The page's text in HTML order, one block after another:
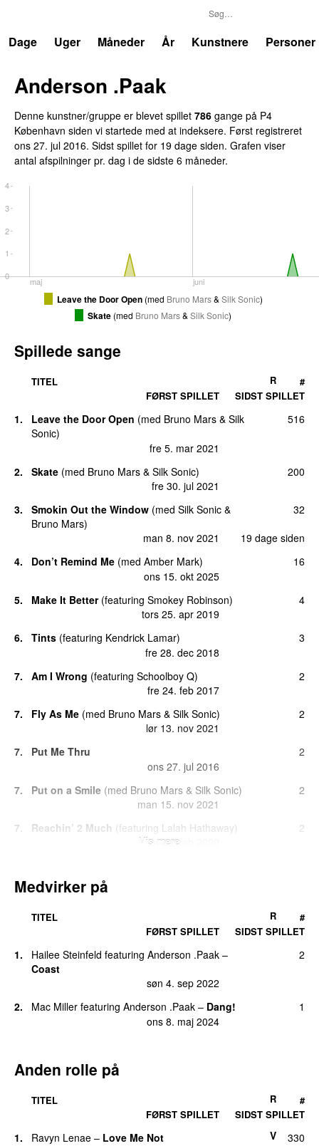
Dage
Uger Måneder År Kunstnere Personer
Anderson .Paak
Denne kunstner/gruppe er blevet spillet 786 gange på P4
København siden vi startede med at indeksere. Først registreret
ons 27. jul 2016. Sidst spillet for 19 dage siden. Grafen viser
antal afspilninger pr. dag i de sidste 6 måneder.
maj juni
0
1
2
3
4
Leave the Door Open(med Bruno Mars& Silk Sonic)
Skate (med Bruno Mars& Silk Sonic)
Spillede sange
TITEL
FØRST SPILLET
SIDST SPILLET
R #
1. Leave the Door Open (med Bruno Mars & Silk
Sonic)
fre 5. mar 2021
516
2. Skate (med Bruno Mars & Silk Sonic)
fre 30. jul 2021
200
3. Smokin Out the Window (med Silk Sonic &
Bruno Mars)
man 8. nov 2021
19 dage siden
32
4. Don’t Remind Me (med Amber Mark)
ons 15. okt 2025
16
5. Make It Better (featuring Smokey Robinson)
tors 25. apr 2019
4
6. Tints (featuring Kendrick Lamar)
fre 28. dec 2018
3
7. Am I Wrong (featuring Schoolboy Q)
fre 24. feb 2017
2
7. Fly As Me (med Bruno Mars & Silk Sonic)
lør 13. nov 2021
2
7.
Put Me Thru
ons 27. jul 2016
2
7. Put on a Smile (med Bruno Mars & Silk Sonic)
man 15. nov 2021
2
7. Reachin’ 2 Much (featuring Lalah Hathaway)
lør 22. feb 2020
2
tors 22. apr 2021
Bruno Mars&Silk Sonic
med Mark Ronson
søn 1. dec 2019
Vis mere
Medvirker på
TITEL
FØRST SPILLET
SIDST SPILLET
R #
1. Hailee Steinfeld featuring Anderson .Paak –
Coast
søn 4. sep 2022
2
2. Mac Miller featuring Anderson .Paak – Dang!
ons 8. maj 2024
1
Anden rolle på
TITEL
FØRST SPILLET
SIDST SPILLET
R #
1. Ravyn Lenae – Love Me Not V
330